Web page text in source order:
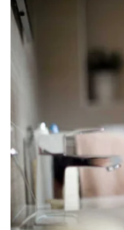
ल
क्रि
P
2
0